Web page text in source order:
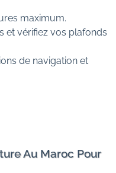
maximum.
et vérifiez vos plafonds
de navigation et
Au Maroc Pour